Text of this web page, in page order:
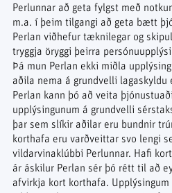
Perlunnar að geta fylgst með
m.a. í þeim tilgangi að geta bætt
Perlan viðhefur tæknilegar og
tryggja öryggi þeirra
Þá mun Perlan ekki miðla
aðila nema á grundvelli lagaskyldu
Perlan kann þó að veita
upplýsingunum á grundvelli
þar sem slíkir aðilar eru bundnir
korthafa eru varðveittar svo lengi
vildarvinaklúbbi Perlunnar. Hafi
ár áskilur Perlan sér þó rétt til að
afvirkja kort korthafa. Upplýsingum